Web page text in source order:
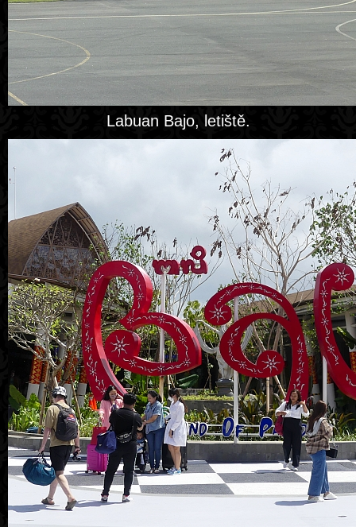
Labuan Bajo, letiště.